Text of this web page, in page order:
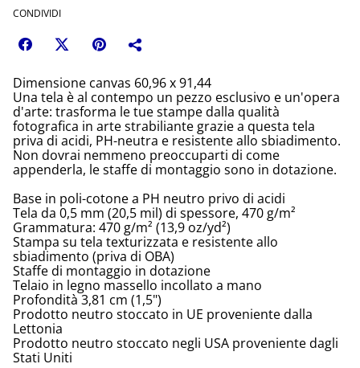
CONDIVIDI
Dimensione canvas 60,96 x 91,44
Una tela è al contempo un pezzo esclusivo e un'opera
d'arte: trasforma le tue stampe dalla qualità
fotografica in arte strabiliante grazie a questa tela
priva di acidi, PH-neutra e resistente allo sbiadimento.
Non dovrai nemmeno preoccuparti di come
appenderla, le staffe di montaggio sono in dotazione.
Base in poli-cotone a PH neutro privo di acidi
Tela da 0,5 mm (20,5 mil) di spessore, 470 g/m²
Grammatura: 470 g/m² (13,9 oz/yd²)
Stampa su tela texturizzata e resistente allo
sbiadimento (priva di OBA)
Staffe di montaggio in dotazione
Telaio in legno massello incollato a mano
Profondità 3,81 cm (1,5")
Prodotto neutro stoccato in UE proveniente dalla
Lettonia
Prodotto neutro stoccato negli USA proveniente dagli
Stati Uniti